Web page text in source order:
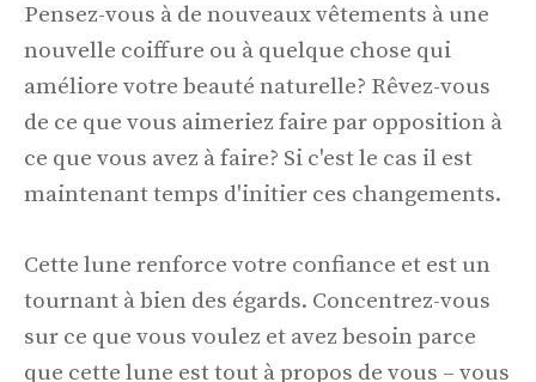
Pensez-vous à de nouveaux vêtements à une
nouvelle coiffure ou à quelque chose qui
améliore votre beauté naturelle? Rêvez-vous
de ce que vous aimeriez faire par opposition à
ce que vous avez à faire? Si c'est le cas il est
maintenant temps d'initier ces changements.
Cette lune renforce votre confiance et est un
tournant à bien des égards. Concentrez-vous
sur ce que vous voulez et avez besoin parce
que cette lune est tout à propos de vous – vous